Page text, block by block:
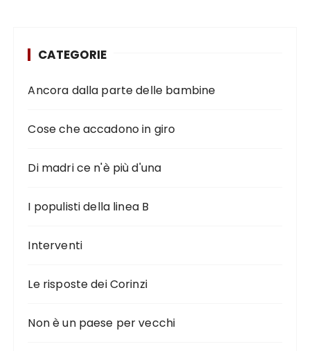
CATEGORIE
Ancora dalla parte delle bambine
Cose che accadono in giro
Di madri ce n'è più d'una
I populisti della linea B
Interventi
Le risposte dei Corinzi
Non è un paese per vecchi